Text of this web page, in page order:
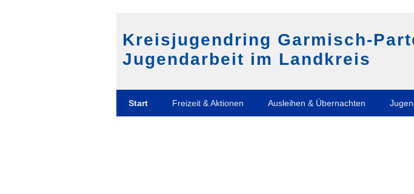
Kreisjugendring Garmisch-
Jugendarbeit im Landkreis
Navigation
Start Freizeit & Aktionen Ausleihen & Übernachten